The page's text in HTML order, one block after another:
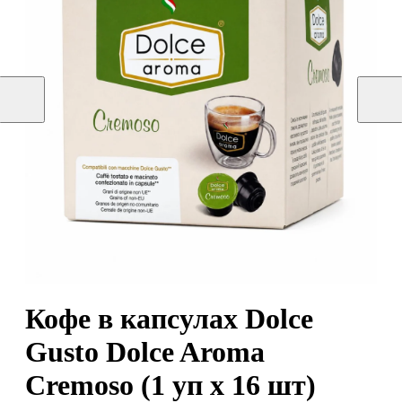
Кофе в капсулах Dolce
Gusto Dolce Aroma
Cremoso (1 уп х 16 шт)